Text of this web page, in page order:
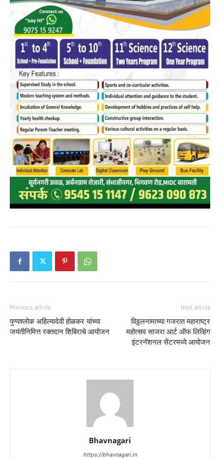
Previous article
पुण्यश्लोक अहिल्यादेवी होळकर यांच्या
जयंतीनिमित्त रक्तदान शिबिराचे आयोजन
Next article
विठ्ठलनामाच्या गजरात महाराष्ट्र
महोत्सव साजरा आर्ट ऑफ लिव्हिंग
इंटरनॅशनल सेंटरमध्ये आयोजन
Bhavnagari
https://bhavnagari.in